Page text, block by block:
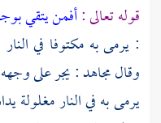
قوله تعالى :أفمن يتقي
: يرمى به مكتوفا في
وقالمجاهد: يجر على
يرمى به في النار مغلولة